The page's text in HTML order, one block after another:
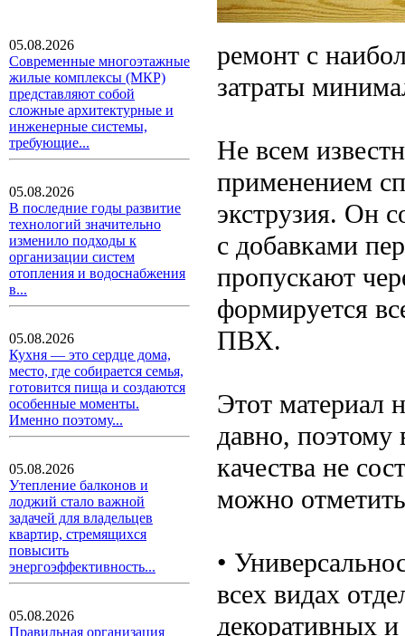
05.08.2026
Современные многоэтажные
жилые комплексы (МКР)
представляют собой
сложные архитектурные и
инженерные системы,
требующие...
05.08.2026
В последние годы развитие
технологий значительно
изменило подходы к
организации систем
отопления и водоснабжения
в...
05.08.2026
Кухня — это сердце дома,
место, где собирается семья,
готовится пища и создаются
особенные моменты.
Именно поэтому...
05.08.2026
Утепление балконов и
лоджий стало важной
задачей для владельцев
квартир, стремящихся
повысить
энергоэффективность...
05.08.2026
Правильная организация
ремонт с
затраты
Не всем
применением
экструзия. Он
с добавками
пропускают
формируется
ПВХ.
Этот материал
давно, поэтому
качества не
можно
•
всех видах
декоративных и